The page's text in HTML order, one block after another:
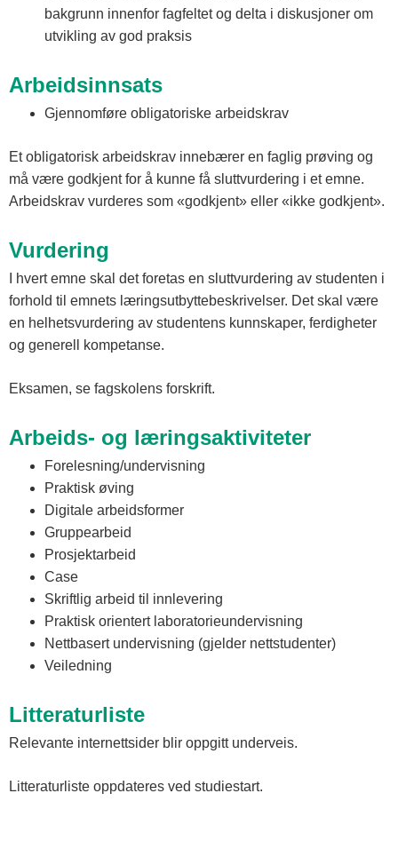
bakgrunn innenfor fagfeltet og delta i diskusjoner om
utvikling av god praksis
Arbeidsinnsats
Gjennomføre obligatoriske arbeidskrav
Et obligatorisk arbeidskrav innebærer en faglig prøving og
må være godkjent for å kunne få sluttvurdering i et emne.
Arbeidskrav vurderes som «godkjent» eller «ikke godkjent».
Vurdering
I hvert emne skal det foretas en sluttvurdering av studenten i
forhold til emnets læringsutbyttebeskrivelser. Det skal være
en helhetsvurdering av studentens kunnskaper, ferdigheter
og generell kompetanse.
Eksamen, se fagskolens forskrift.
Arbeids- og læringsaktiviteter
Forelesning/undervisning
Praktisk øving
Digitale arbeidsformer
Gruppearbeid
Prosjektarbeid
Case
Skriftlig arbeid til innlevering
Praktisk orientert laboratorieundervisning
Nettbasert undervisning (gjelder nettstudenter)
Veiledning
Litteraturliste
Relevante internettsider blir oppgitt underveis.
Litteraturliste oppdateres ved studiestart.